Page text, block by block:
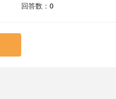
回答数： 0